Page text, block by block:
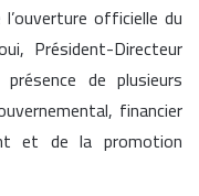
officielle du
Président-Directeur
de plusieurs
financier
et de la promotion